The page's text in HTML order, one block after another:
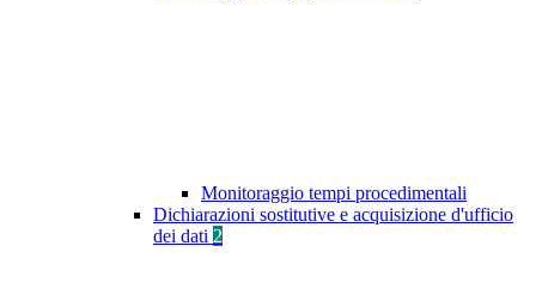
Monitoraggio tempi procedimentali
Dichiarazioni sostitutive e acquisizione d'ufficio
dei dati 2